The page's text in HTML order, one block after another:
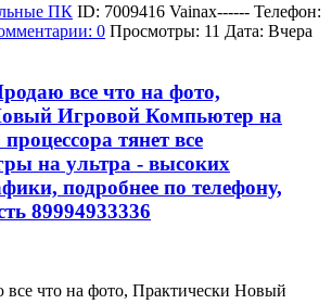
ПК ID: 7009416 Vainax------ Телефон:
0 Просмотры: 11 Дата: Вчера
все что на фото,
Игровой Компьютер на
тянет все
на ультра - высоких
подробнее по телефону,
89994933336
все что на фото, Практически Новый